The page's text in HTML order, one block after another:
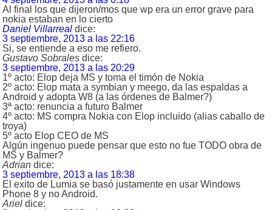
Al final los que dijeron/mos que wp era un error grave para
nokia estaban en lo cierto
Daniel Villarreal dice:
3 septiembre, 2013 a las 22:16
Si, se entiende a eso me refiero.
Gustavo Sobrales dice:
3 septiembre, 2013 a las 20:29
1º acto: Elop deja MS y toma el timón de Nokia
2º acto: Elop mata a symbian y meego, da las espaldas a
Android y adopta W8 (a las órdenes de Balmer?)
3ª acto: renuncia a futuro Balmer
4º acto: MS compra Nokia con Elop incluido (alias caballo de
troya)
5º acto Elop CEO de MS
Algún ingenuo puede pensar que esto no fue TODO obra de
MS y Balmer?
Adrian dice:
3 septiembre, 2013 a las 18:38
El exito de Lumia se basó justamente en usar Windows
Phone 8 y no Android.
Ariel dice: